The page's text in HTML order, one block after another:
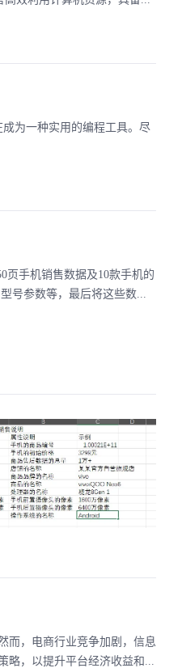
为一种实用的编程工具。尽
页手机销售数据及10款手机的
号参数等，最后将这些数...
而，电商行业竞争加剧，信息
略，以提升平台经济收益和...